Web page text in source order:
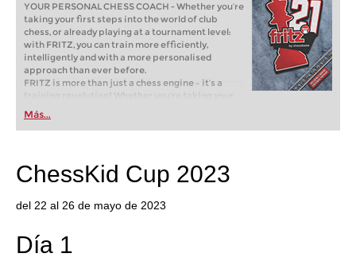
YOUR PERSONAL CHESS COACH - Whether you’re
taking your first steps into the world of club
chess, or already playing at a tournament level:
with FRITZ, you can train more efficiently,
intelligently and with a more personalised
approach than ever before.
FRITZ is more than just a chess engine – it’s a
training revolution! Whether you’re taking your
first steps into the world of club chess, or already
playing at a tournament level: with FRITZ, you can
train more efficiently, intelligently and with a
Más...
ChessKid Cup 2023
del 22 al 26 de mayo de 2023
Día 1